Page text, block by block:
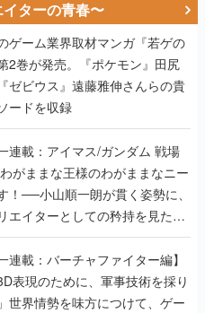
ターの青春〜
ゲーム業界取材マンガ『若ゲの
2巻が発売。『ポケモン』田尻
ゼビウス』遠藤雅伸さんらの貴
ードを収録
連載：アイマス/ガンダム 戦場
がままな王様のわがままなニー
！──小山順一朗が貫く姿勢に、
エイターとしての矜持を見た
たり最終回】
連載：バーチャファイター編】
表現のために、軍事技術を採り
世界情勢を味方につけて、ゲー